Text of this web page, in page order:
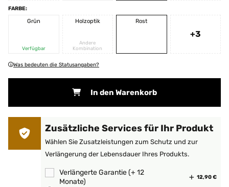
FARBE:
Grün
Verfügbar
Holzoptik
Andere
Kombination
Rost
+3
Was bedeuten die Statusangaben?
In den Warenkorb
Zusätzliche Services für Ihr Produkt
Wählen Sie Zusatzleistungen zum Schutz und zur
Verlängerung der Lebensdauer Ihres Produkts.
Verlängerte Garantie (+ 12
Monate)
12,90 €